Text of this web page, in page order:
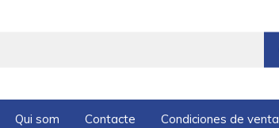
Qui som Contacte Condiciones de venta